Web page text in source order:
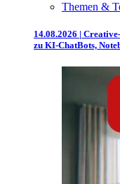
Themen &
14.08.2026 |
zu KI-ChatBots,